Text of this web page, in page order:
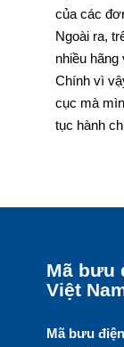
của các
Ngoài ra,
nhiều
Chính vì
cục mà
tục hành
Mã bưu
Việt
Mã bưu điện